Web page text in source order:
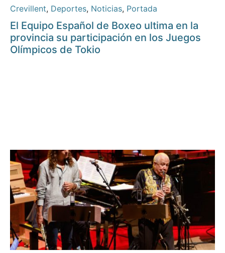
Crevillent, Deportes, Noticias, Portada
El Equipo Español de Boxeo ultima en la
provincia su participación en los Juegos
Olímpicos de Tokio